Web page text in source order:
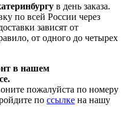
в день заказа.
по всей России через
зависят от
от одного до четырех
в нашем
пожалуйста по номеру
по ссылке на нашу